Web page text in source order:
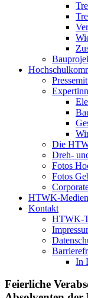
Die
Dreh-
Fotos
Fotos
HTWK-Medien
Kontakt
HTWK-
In
Feierliche